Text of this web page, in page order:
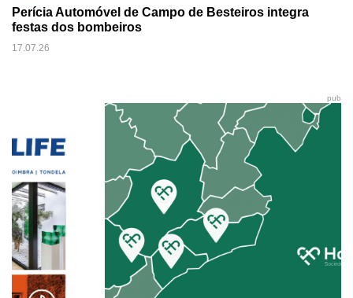
Perícia Automóvel de Campo de Besteiros integra
festas dos bombeiros
17.07.26
pub